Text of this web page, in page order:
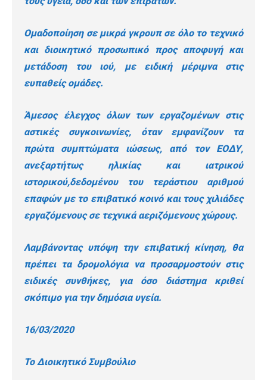
Ομαδοποίηση σε μικρά γκρουπ σε όλο το τεχνικό
και διοικητικό προσωπικό προς αποφυγή και
μετάδοση του ιού, με ειδική μέριμνα στις
ευπαθείς ομάδες.
Άμεσος έλεγχος όλων των εργαζομένων στις
αστικές συγκοινωνίες, όταν εμφανίζουν τα
πρώτα συμπτώματα ιώσεως, από τον ΕΟΔΥ,
ανεξαρτήτως ηλικίας και ιατρικού
ιστορικού,δεδομένου του τεράστιου αριθμού
επαφών με το επιβατικό κοινό και τους χιλιάδες
εργαζόμενους σε τεχνικά αεριζόμενους χώρους.
Λαμβάνοντας υπόψη την επιβατική κίνηση, θα
πρέπει τα δρομολόγια να προσαρμοστούν στις
ειδικές συνθήκες, για όσο διάστημα κριθεί
σκόπιμο για την δημόσια υγεία.
16/03/2020
Το Διοικητικό Συμβούλιο